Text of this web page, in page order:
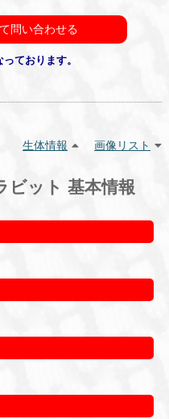
問い合わせる
ております。
生体情報
画像リスト
ビット 基本情報